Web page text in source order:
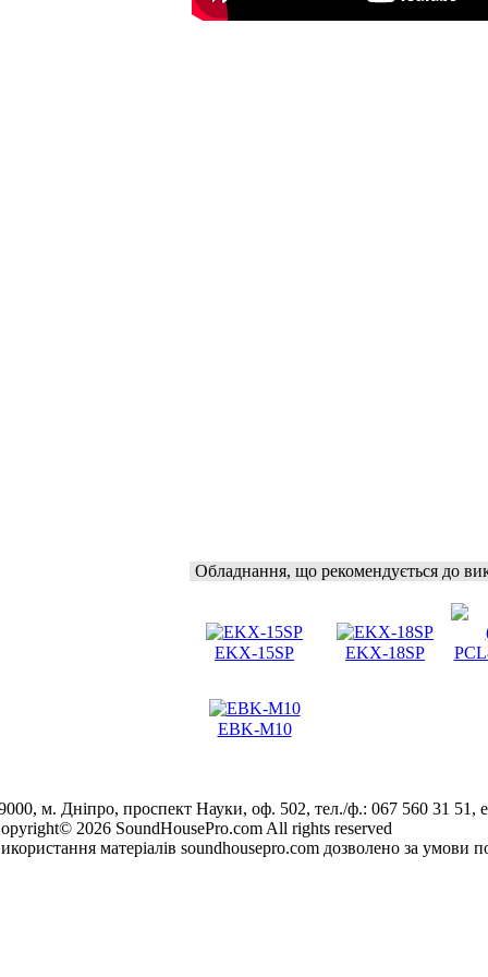
Обладнання, що рекомендується до
EKX-15SP EKX-18SP
EBK-M10
м. Дніпро, проспект Науки, оф. 502, тел./ф.: 067 560 31 51,
2026 SoundHousePro.com All rights reserved
матеріалів soundhousepro.com дозволено за умови